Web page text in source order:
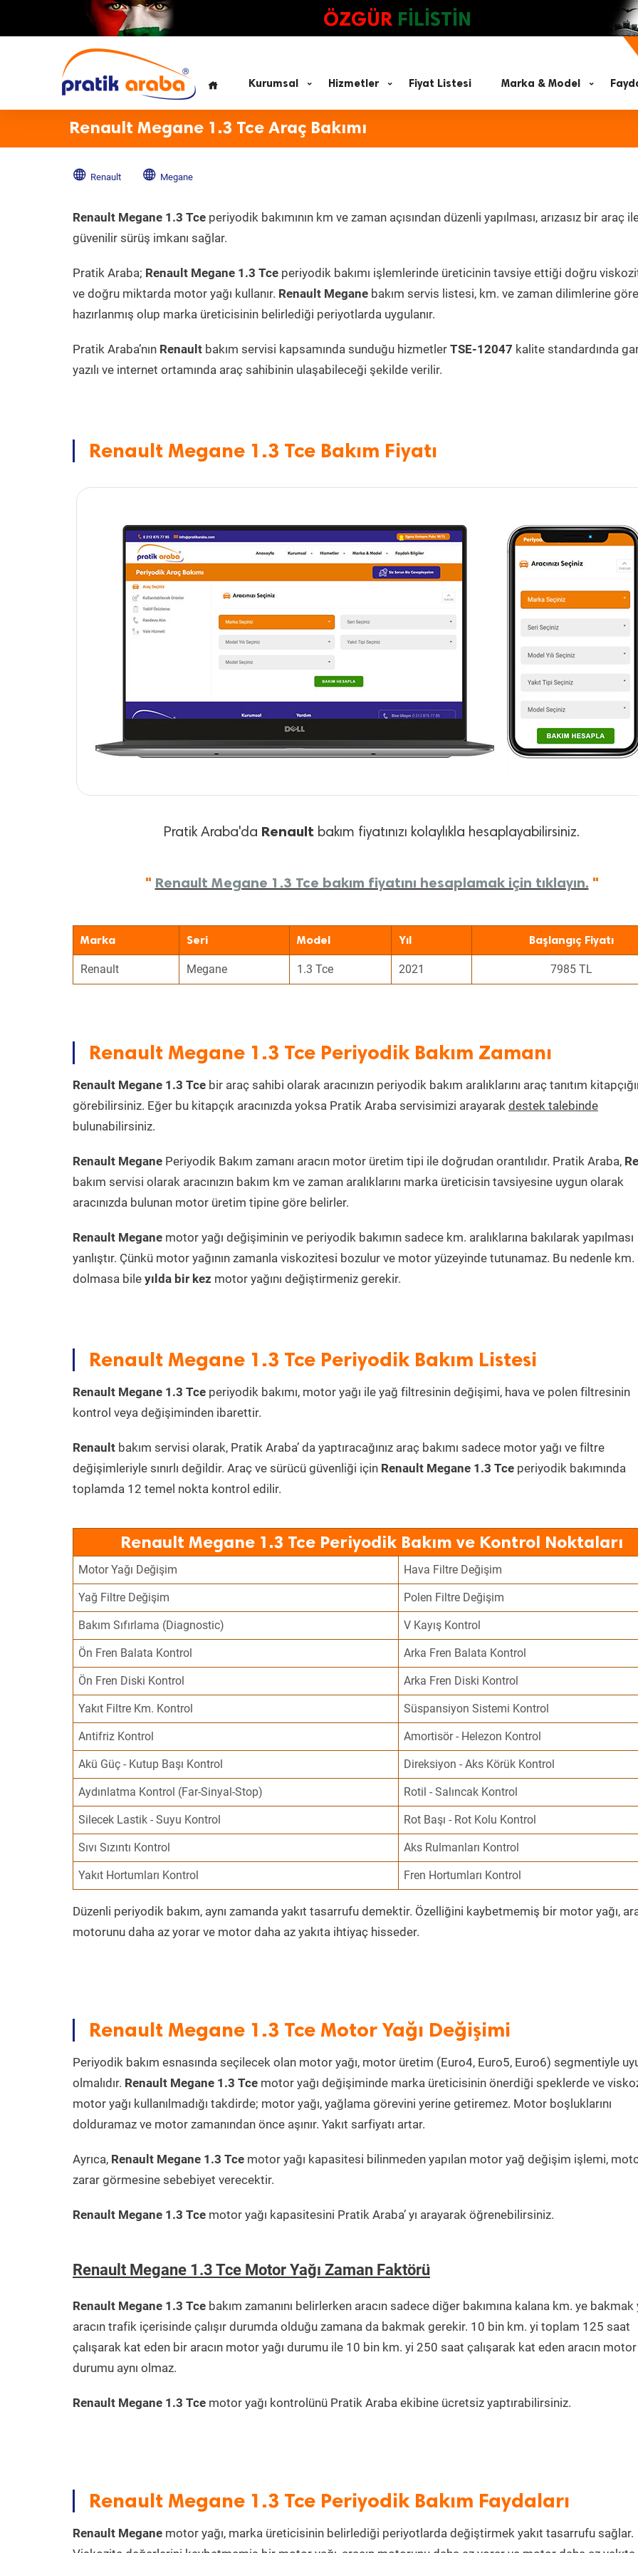
ÖZGÜR FİLİSTİN
Kurumsal Hizmetler Fiyat Listesi Marka & Model
Renault Megane 1.3 Tce Araç Bakımı
Renault Megane
Renault Megane 1.3 Tce periyodik bakımının km ve zaman açısından düzenli yapılması, arızasız bir araç
güvenilir sürüş imkanı sağlar.
Pratik Araba; Renault Megane 1.3 Tce periyodik bakımı işlemlerinde üreticinin tavsiye ettiği doğru
ve doğru miktarda motor yağı kullanır. Renault Megane bakım servis listesi, km. ve zaman dilimlerine göre
hazırlanmış olup marka üreticisinin belirlediği periyotlarda uygulanır.
Pratik Araba’nın Renault bakım servisi kapsamında sunduğu hizmetler TSE-12047 kalite standardında
yazılı ve internet ortamında araç sahibinin ulaşabileceği şekilde verilir.
Renault Megane 1.3 Tce Bakım Fiyatı
Pratik Araba'da Renault bakım fiyatınızı kolaylıkla hesaplayabilirsiniz.
" Renault Megane 1.3 Tce bakım fiyatını hesaplamak için tıklayın. "
Marka Seri Model Yıl Başlangıç Fiyatı
Renault Megane 1.3 Tce 2021 7985 TL
Renault Megane 1.3 Tce Periyodik Bakım Zamanı
Renault Megane 1.3 Tce bir araç sahibi olarak aracınızın periyodik bakım aralıklarını araç tanıtım
görebilirsiniz. Eğer bu kitapçık aracınızda yoksa Pratik Araba servisimizi arayarak destek talebinde
bulunabilirsiniz.
Renault Megane Periyodik Bakım zamanı aracın motor üretim tipi ile doğrudan orantılıdır. Pratik Araba,
bakım servisi olarak aracınızın bakım km ve zaman aralıklarını marka üreticisin tavsiyesine uygun olarak
aracınızda bulunan motor üretim tipine göre belirler.
Renault Megane motor yağı değişiminin ve periyodik bakımın sadece km. aralıklarına bakılarak yapılması
yanlıştır. Çünkü motor yağının zamanla viskozitesi bozulur ve motor yüzeyinde tutunamaz. Bu nedenle
dolmasa bile yılda bir kez motor yağını değiştirmeniz gerekir.
Renault Megane 1.3 Tce Periyodik Bakım Listesi
Renault Megane 1.3 Tce periyodik bakımı, motor yağı ile yağ filtresinin değişimi, hava ve polen filtresinin
kontrol veya değişiminden ibarettir.
Renault bakım servisi olarak, Pratik Araba’ da yaptıracağınız araç bakımı sadece motor yağı ve filtre
değişimleriyle sınırlı değildir. Araç ve sürücü güvenliği için Renault Megane 1.3 Tce periyodik bakımında
toplamda 12 temel nokta kontrol edilir.
Renault Megane 1.3 Tce Periyodik Bakım ve Kontrol Noktaları
Motor Yağı Değişim Hava Filtre Değişim
Yağ Filtre Değişim Polen Filtre Değişim
Bakım Sıfırlama (Diagnostic) V Kayış Kontrol
Ön Fren Balata Kontrol Arka Fren Balata Kontrol
Ön Fren Diski Kontrol Arka Fren Diski Kontrol
Yakıt Filtre Km. Kontrol Süspansiyon Sistemi Kontrol
Antifriz Kontrol Amortisör - Helezon Kontrol
Akü Güç - Kutup Başı Kontrol Direksiyon - Aks Körük Kontrol
Aydınlatma Kontrol (Far-Sinyal-Stop) Rotil - Salıncak Kontrol
Silecek Lastik - Suyu Kontrol Rot Başı - Rot Kolu Kontrol
Sıvı Sızıntı Kontrol Aks Rulmanları Kontrol
Yakıt Hortumları Kontrol Fren Hortumları Kontrol
Düzenli periyodik bakım, aynı zamanda yakıt tasarrufu demektir. Özelliğini kaybetmemiş bir motor yağı,
motorunu daha az yorar ve motor daha az yakıta ihtiyaç hisseder.
Renault Megane 1.3 Tce Motor Yağı Değişimi
Periyodik bakım esnasında seçilecek olan motor yağı, motor üretim (Euro4, Euro5, Euro6) segmentiyle
olmalıdır. Renault Megane 1.3 Tce motor yağı değişiminde marka üreticisinin önerdiği speklerde ve
motor yağı kullanılmadığı takdirde; motor yağı, yağlama görevini yerine getiremez. Motor boşluklarını
dolduramaz ve motor zamanından önce aşınır. Yakıt sarfiyatı artar.
Ayrıca, Renault Megane 1.3 Tce motor yağı kapasitesi bilinmeden yapılan motor yağ değişim işlemi,
zarar görmesine sebebiyet verecektir.
Renault Megane 1.3 Tce motor yağı kapasitesini Pratik Araba’ yı arayarak öğrenebilirsiniz.
Renault Megane 1.3 Tce Motor Yağı Zaman Faktörü
Renault Megane 1.3 Tce bakım zamanını belirlerken aracın sadece diğer bakımına kalana km. ye bakmak
aracın trafik içerisinde çalışır durumda olduğu zamana da bakmak gerekir. 10 bin km. yi toplam 125 saat
çalışarak kat eden bir aracın motor yağı durumu ile 10 bin km. yi 250 saat çalışarak kat eden aracın motor
durumu aynı olmaz.
Renault Megane 1.3 Tce motor yağı kontrolünü Pratik Araba ekibine ücretsiz yaptırabilirsiniz.
Renault Megane 1.3 Tce Periyodik Bakım Faydaları
Renault Megane motor yağı, marka üreticisinin belirlediği periyotlarda değiştirmek yakıt tasarrufu sağlar.